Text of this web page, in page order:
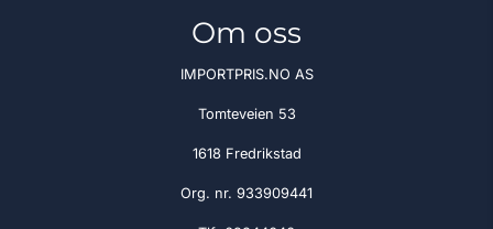
Om oss
IMPORTPRIS.NO AS
Tomteveien 53
1618 Fredrikstad
Org. nr. 933909441